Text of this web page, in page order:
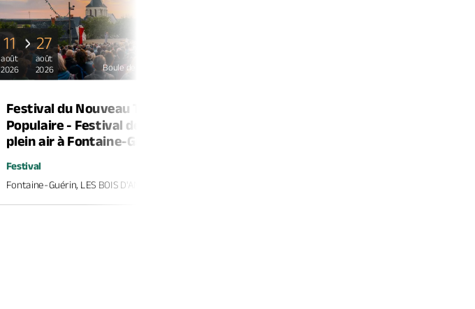
Boule de fort l'Amitié à Cuon
11
août
2026
27
août
2026
Festival du Nouveau Théâtre
Populaire - Festival de théâtre en
plein air à Fontaine-Guérin
Festival
Fontaine-Guérin, LES BOIS D'ANJOU